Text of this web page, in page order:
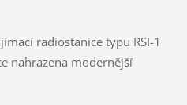
radiostanice typu RSI-1
nahrazena modernější